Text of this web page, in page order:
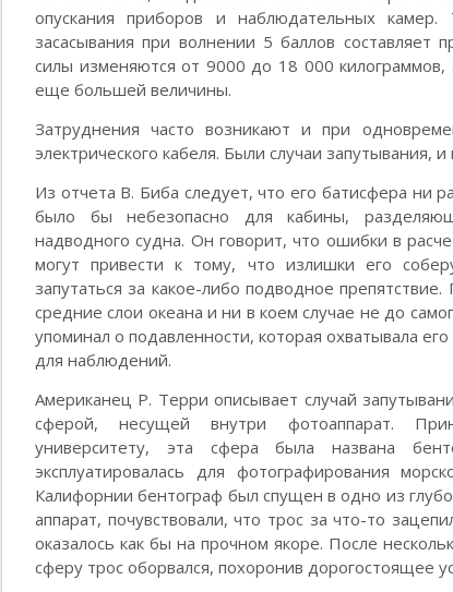
опускания приборов и наблюдательных
засасывания при волнении 5 баллов составляет
силы изменяются от 9000 до 18 000 килограммов,
еще большей величины.
Затруднения часто возникают и при
электрического кабеля. Были случаи запутывания,
Из отчета В. Биба следует, что его батисфера ни
было бы небезопасно для кабины,
надводного судна. Он говорит, что ошибки в
могут привести к тому, что излишки его
запутаться за какое-либо подводное
средние слои океана и ни в коем случае не до
упоминал о подавленности, которая охватывала
для наблюдений.
Американец Р. Терри описывает случай
сферой, несущей внутри фотоаппарат.
университету, эта сфера была названа
эксплуатировалась для фотографирования
Калифорнии бентограф был спущен в одно из
аппарат, почувствовали, что трос за что-то
оказалось как бы на прочном якоре. После
сферу трос оборвался, похоронив дорогостоящее